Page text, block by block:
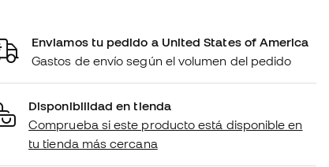
Enviamos tu pedido a United States of America
Gastos de envío según el volumen del pedido
Disponibilidad en tienda
Comprueba si este producto está disponible en
tu tienda más cercana